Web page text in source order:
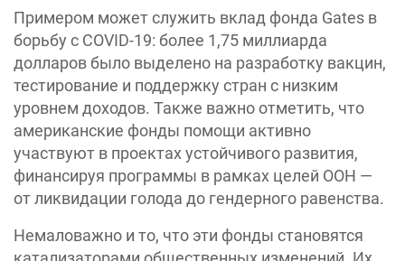
Примером может служить вклад фонда Gates в
борьбу с COVID-19: более 1,75 миллиарда
долларов было выделено на разработку вакцин,
тестирование и поддержку стран с низким
уровнем доходов. Также важно отметить, что
американские фонды помощи активно
участвуют в проектах устойчивого развития,
финансируя программы в рамках целей ООН —
от ликвидации голода до гендерного равенства.
Немаловажно и то, что эти фонды становятся